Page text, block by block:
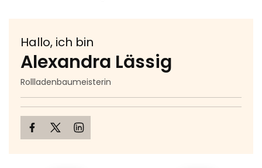
Hallo, ich bin
Alexandra Lässig
Rollladenbaumeisterin